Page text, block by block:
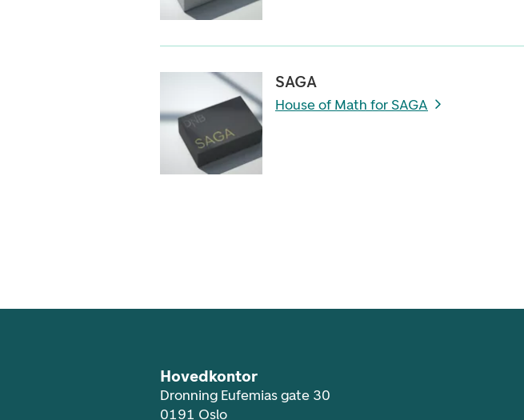
SAGA
House of Math for SAGA
Hovedkontor
Dronning Eufemias gate 30
0191 Oslo